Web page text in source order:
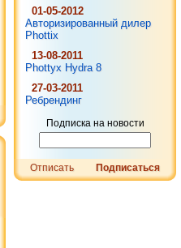
1 816 грн.
01-05-2012
Авторизированный дилер
Phottix
13-08-2011
Phottyx Hydra 8
27-03-2011
Ребрендинг
Подписка на новости
Отписать Подписаться